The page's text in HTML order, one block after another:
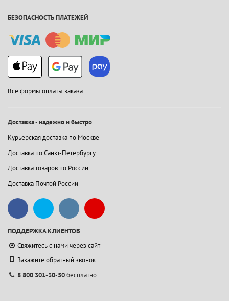
БЕЗОПАСНОСТЬ ПЛАТЕЖЕЙ
Все формы оплаты заказа
Доставка - надежно и быстро
Курьерская доставка по Москве
Доставка по Санкт-Петербургу
Доставка товаров по России
Доставка Почтой России
ПОДДЕРЖКА КЛИЕНТОВ
Свяжитесь с нами через сайт
Закажите обратный звонок
8 800 301-30-50бесплатно